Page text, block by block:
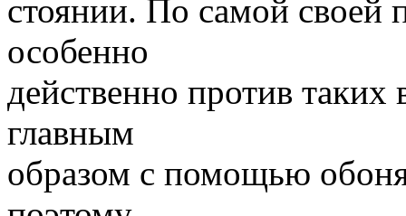
стоянии. По самой своей
особенно
действенно против таких
главным
образом с помощью